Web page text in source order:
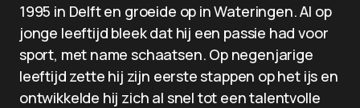
1995 in Delft en groeide op in Wateringen. Al op
jonge leeftijd bleek dat hij een passie had voor
sport, met name schaatsen. Op negenjarige
leeftijd zette hij zijn eerste stappen op het ijs en
ontwikkelde hij zich al snel tot een talentvolle